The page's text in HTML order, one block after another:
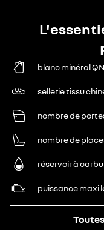
blanc minéral
sellerie tissu
nombre de
nombre de
réservoir à
puissance maxi